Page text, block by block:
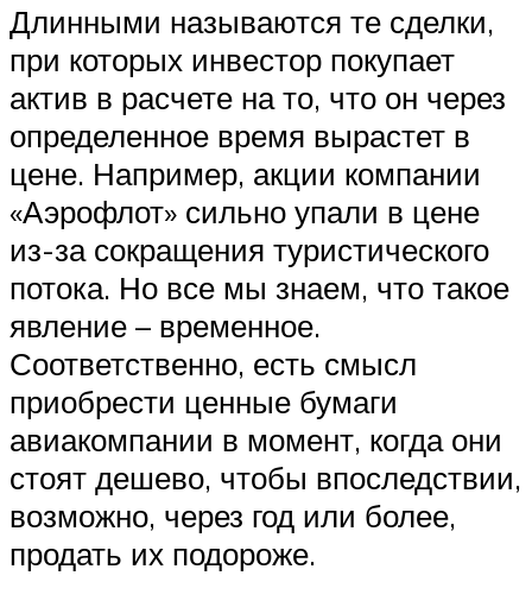
Длинными называются те сделки,
при которых инвестор покупает
актив в расчете на то, что он через
определенное время вырастет в
цене. Например, акции компании
«Аэрофлот» сильно упали в цене
из-за сокращения туристического
потока. Но все мы знаем, что такое
явление – временное.
Соответственно, есть смысл
приобрести ценные бумаги
авиакомпании в момент, когда они
стоят дешево, чтобы впоследствии,
возможно, через год или более,
продать их подороже.